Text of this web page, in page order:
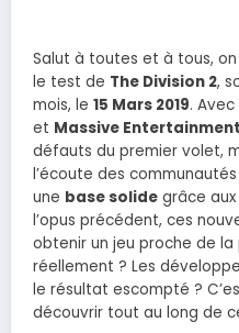
Salut à toutes et à tous,
le test de The Division 2,
mois, le 15 Mars 2019.
et Massive Entertainment
défauts du premier volet,
l’écoute des
une base solide grâce
l’opus précédent, ces
obtenir un jeu proche de la
réellement ? Les
le résultat escompté ?
découvrir tout au long de